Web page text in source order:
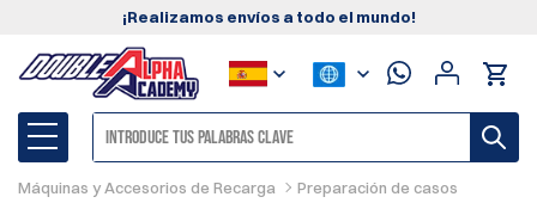
¡Realizamos envíos a todo el mundo!
Máquinas y Accesorios de Recarga
Preparación de casos